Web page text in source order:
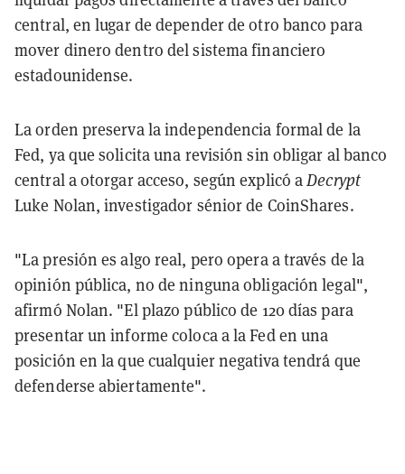
central, en lugar de depender de otro banco para
mover dinero dentro del sistema financiero
estadounidense.
La orden preserva la independencia formal de la
Fed, ya que solicita una revisión sin obligar al banco
central a otorgar acceso, según explicó aDecrypt
Luke Nolan, investigador sénior de CoinShares.
"La presión es algo real, pero opera a través de la
opinión pública, no de ninguna obligación legal",
afirmó Nolan. "El plazo público de 120 días para
presentar un informe coloca a la Fed en una
posición en la que cualquier negativa tendrá que
defenderse abiertamente".